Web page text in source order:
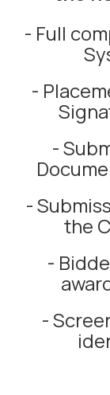
- Full
-
-
-
the
-
-